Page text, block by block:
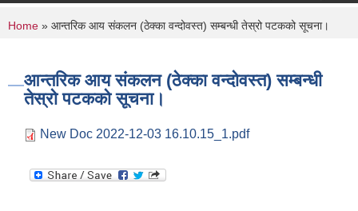
You are here
Home » आन्तरिक आय संकलन (ठेक्का वन्दोवस्त) सम्बन्धी तेस्रो पटकको सूचना।
आन्तरिक आय संकलन (ठेक्का वन्दोवस्त) सम्बन्धी
तेस्रो पटकको सूचना।
New Doc 2022-12-03 16.10.15_1.pdf